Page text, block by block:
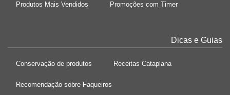
Produtos Mais Vendidos Promoções com Timer
Dicas e Guias
Conservação de produtos Receitas Cataplana
Recomendação sobre Faqueiros